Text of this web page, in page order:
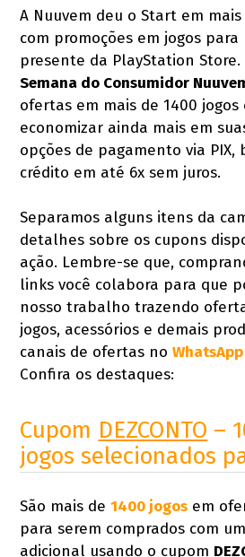
A Nuuvem deu o Start em
com promoções em jogos para
presente da PlayStation
Semana do Consumidor
ofertas em mais de 1400
economizar ainda mais em
opções de pagamento via
crédito em até 6x sem juros.
Separamos alguns itens da
detalhes sobre os cupons
ação. Lembre-se que,
links você colabora para que
nosso trabalho trazendo
jogos, acessórios e demais
canais de ofertas noWhatsApp
Confira os destaques:
Cupom DEZCONTO –
jogos selecionados
São mais de1400 jogos em
para serem comprados com
adicional usando o cupom